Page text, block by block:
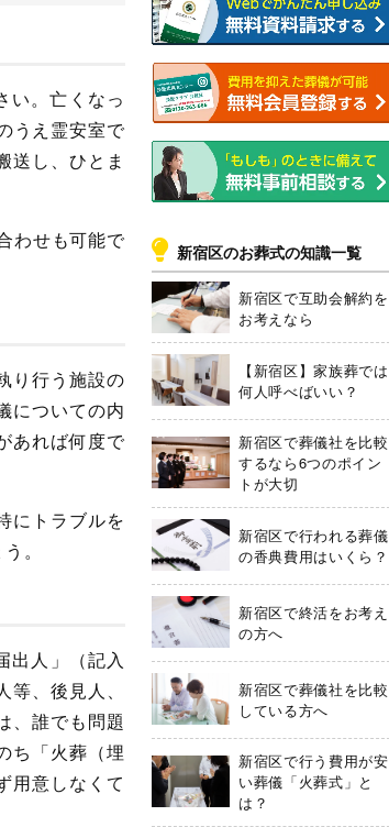
い。亡くなっ
うえ霊安室で
送し、ひとま
わせも可能で
り行う施設の
についての内
あれば何度で
にトラブルを
。
出人」（記入
、後見人、
、誰でも問題
ち「火葬（埋
用意しなくて
新宿区のお葬式の知識一覧
新宿区で互助会解約を
お考えなら
【新宿区】家族葬では
何人呼べばいい？
新宿区で葬儀社を比較
するなら6つのポイン
トが大切
新宿区で行われる葬儀
の香典費用はいくら？
新宿区で終活をお考え
の方へ
新宿区で葬儀社を比較
している方へ
新宿区で行う費用が安
い葬儀「火葬式」と
は？